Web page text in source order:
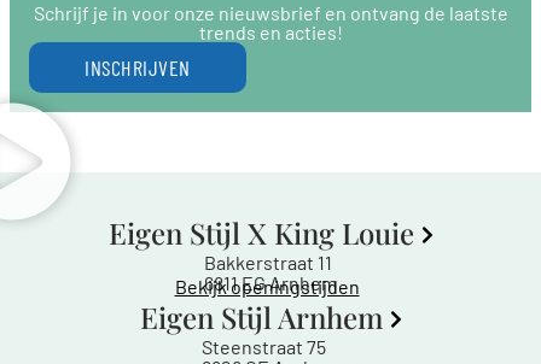
Schrijf je in voor onze nieuwsbrief en ontvang de laatste
trends en acties!
INSCHRIJVEN
Eigen Stijl X King Louie
Bakkerstraat 11
6811 EG Arnhem
Bekijk openingstijden
Eigen Stijl Arnhem
Steenstraat 75